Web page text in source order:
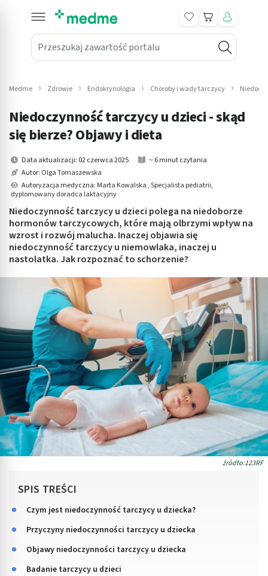
Przeszukaj zawartość portalu
Koszyk
submenu: Leki na receptę
submenu: Mama i dziecko
submenu: Kosmetyki
submenu: Higiena
submenu: Sprzęt medyczny
submenu: Intymne
submenu: Wellness
Medme Zdrowie Endokrynologia Choroby i wady tarczycy
Niedoczynność tarczycy u dzieci - skąd
się bierze? Objawy i dieta
Data aktualizacji: 02 czerwca 2025
~ 6 minut czytania
Autor: Olga Tomaszewska
Autoryzacja medyczna: Marta Kowalska , Specjalista pediatrii,
dyplomowany doradca laktacyjny
Niedoczynność tarczycy u dzieci polega na niedoborze
hormonów tarczycowych, które mają olbrzymi wpływ na
wzrost i rozwój malucha. Inaczej objawia się
niedoczynność tarczycy u niemowlaka, inaczej u
nastolatka. Jak rozpoznać to schorzenie?
źródło:123RF
SPIS TREŚCI
Czym jest niedoczynność tarczycy u dziecka?
Przyczyny niedoczynności tarczycy u dziecka
Objawy niedoczynności tarczycy u dziecka
Badanie tarczycy u dzieci